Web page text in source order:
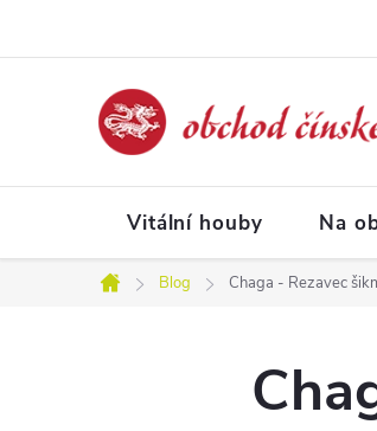
Vitální houby Na
Domů
Blog Chaga - Rezavec